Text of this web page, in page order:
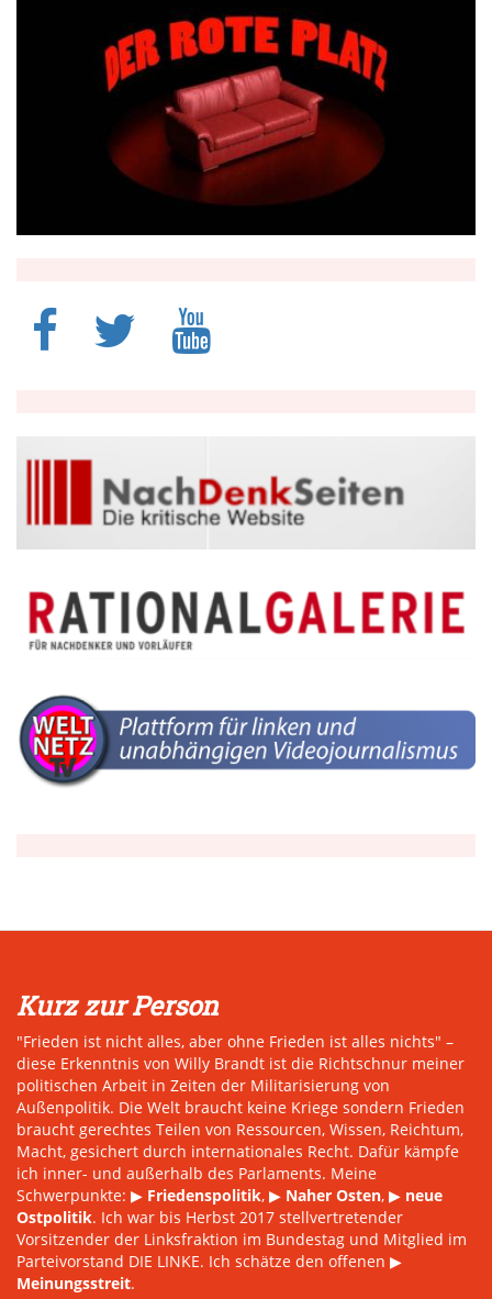
Kurz zur Person
"Frieden ist nicht alles, aber ohne Frieden ist alles nichts" –
diese Erkenntnis von Willy Brandt ist die Richtschnur meiner
politischen Arbeit in Zeiten der Militarisierung von
Außenpolitik. Die Welt braucht keine Kriege sondern Frieden
braucht gerechtes Teilen von Ressourcen, Wissen, Reichtum,
Macht, gesichert durch internationales Recht. Dafür kämpfe
ich inner- und außerhalb des Parlaments. Meine
Schwerpunkte: ▶ Friedenspolitik, ▶ Naher Osten, ▶ neue
Ostpolitik. Ich war bis Herbst 2017 stellvertretender
Vorsitzender der Linksfraktion im Bundestag und Mitglied im
Parteivorstand DIE LINKE. Ich schätze den offenen ▶
Meinungsstreit.